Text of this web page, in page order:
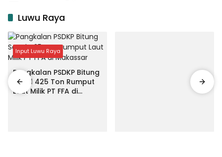
Luwu Raya
Input Luwu Raya
Pangkalan PSDKP Bitung
Segel 425 Ton Rumput
Laut Milik PT FFA di